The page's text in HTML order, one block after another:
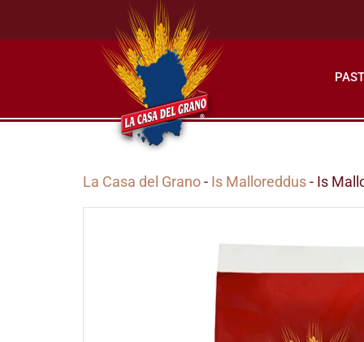
La Casa del Grano- Is Malloreddus- Is